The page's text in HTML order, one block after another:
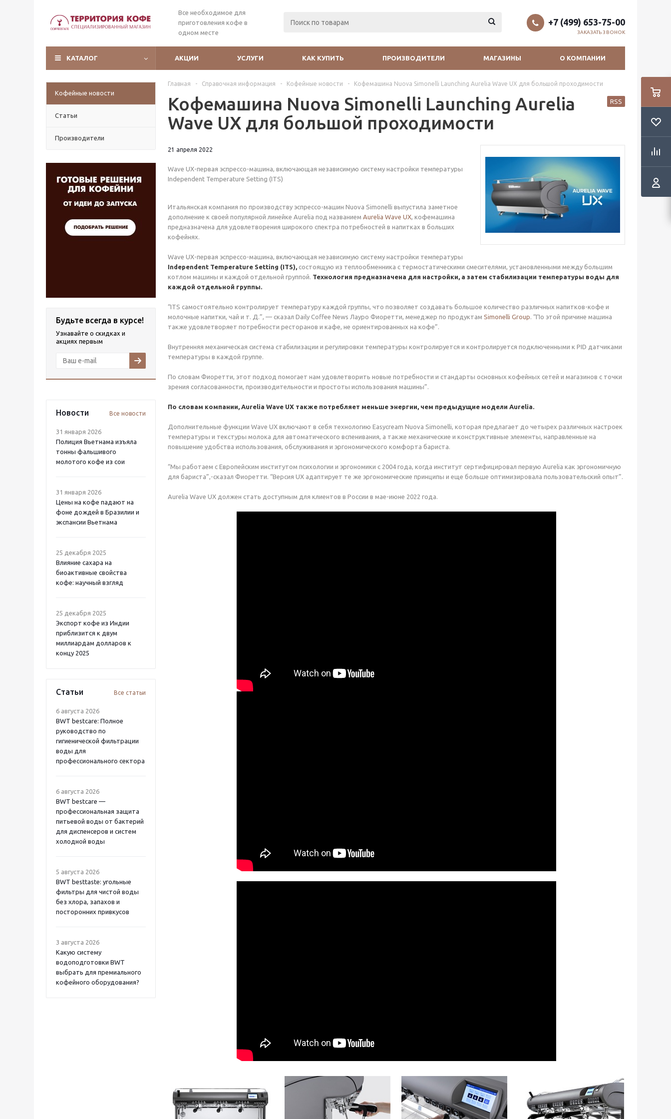
Все необходимое для
приготовления кофе в
одном месте
+7 (499) 653-75-00
ЗАКАЗАТЬ ЗВОНОК
КАТАЛОГ АКЦИИ УСЛУГИ КАК КУПИТЬ ПРОИЗВОДИТЕЛИ МАГАЗИНЫ О КОМПАНИИ
Кофейные новости
Статьи
Производители
Будьте всегда в курсе!
Узнавайте о скидках и
акциях первым
Новости Все новости
31 января 2026
Полиция Вьетнама изъяла
тонны фальшивого
молотого кофе из сои
31 января 2026
Цены на кофе падают на
фоне дождей в Бразилии и
экспансии Вьетнама
25 декабря 2025
Влияние сахара на
биоактивные свойства
кофе: научный взгляд
25 декабря 2025
Экспорт кофе из Индии
приблизится к двум
миллиардам долларов к
концу 2025
Статьи Все статьи
6 августа 2026
BWT bestcare: Полное
руководство по
гигиенической фильтрации
воды для
профессионального сектора
6 августа 2026
BWT bestcare —
профессиональная защита
питьевой воды от бактерий
для диспенсеров и систем
холодной воды
5 августа 2026
BWT besttaste: угольные
фильтры для чистой воды
без хлора, запахов и
посторонних привкусов
3 августа 2026
Какую систему
водоподготовки BWT
выбрать для премиального
кофейного оборудования?
Главная - Справочная информация - Кофейные новости - Кофемашина Nuova Simonelli Launching Aurelia Wave UX для большой проходимости
Кофемашина Nuova Simonelli Launching Aurelia
Wave UX для большой проходимости
RSS
21 апреля 2022
Wave UX-первая эспрессо-машина, включающая независимую систему настройки температуры
Independent Temperature Setting (ITS)
Итальянская компания по производству эспрессо-машин Nuova Simonelli выпустила заметное
дополнение к своей популярной линейке Aurelia под названием Aurelia Wave UX, кофемашина
предназначена для удовлетворения широкого спектра потребностей в напитках в больших
кофейнях.
Wave UX-первая эспрессо-машина, включающая независимую систему настройки температуры
Independent Temperature Setting (ITS), состоящую из теплообменника с термостатическими смесителями, установленными между большим
котлом машины и каждой отдельной группой. Технология предназначена для настройки, а затем стабилизации температуры воды для
каждой отдельной группы.
“ITS самостоятельно контролирует температуру каждой группы, что позволяет создавать большое количество различных напитков-кофе и
молочные напитки, чай и т. Д.”, — сказал Daily Coffee News Лауро Фиоретти, менеджер по продуктам Simonelli Group. “По этой причине машина
также удовлетворяет потребности ресторанов и кафе, не ориентированных на кофе”.
Внутренняя механическая система стабилизации и регулировки температуры контролируется и контролируется подключенными к PID датчиками
температуры в каждой группе.
По словам Фиоретти, этот подход помогает нам удовлетворить новые потребности и стандарты основных кофейных сетей и магазинов с точки
зрения согласованности, производительности и простоты использования машины”.
По словам компании, Aurelia Wave UX также потребляет меньше энергии, чем предыдущие модели Aurelia.
Дополнительные функции Wave UX включают в себя технологию Easycream Nuova Simonelli, которая предлагает до четырех различных настроек
температуры и текстуры молока для автоматического вспенивания, а также механические и конструктивные элементы, направленные на
повышение удобства использования, обслуживания и эргономического комфорта бариста.
“Мы работаем с Европейским институтом психологии и эргономики с 2004 года, когда институт сертифицировал первую Aurelia как эргономичную
для бариста”,-сказал Фиоретти. “Версия UX адаптирует те же эргономические принципы и еще больше оптимизировала пользовательский опыт”.
Aurelia Wave UX должен стать доступным для клиентов в России в мае-июне 2022 года.